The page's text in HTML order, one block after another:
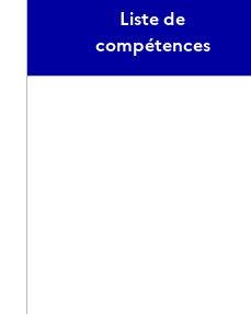
Liste de
compétences